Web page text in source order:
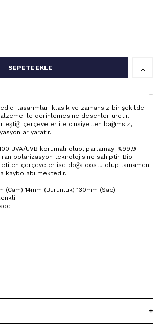
SEPETE EKLE
edici tasarımları klasik ve zamansız bir şekilde
ile derinlemesine desenler üretir.
çerçeveler ile cinsiyetten bağımsız,
yaratır.
UVA/UVB korumalı olup, parlamayı %99,9
polarizasyon teknolojisine sahiptir. Bio
çerçeveler ise doğa dostu olup tamamen
kaybolabilmektedir.
(Cam) 14mm (Burunluk) 130mm (Sap)